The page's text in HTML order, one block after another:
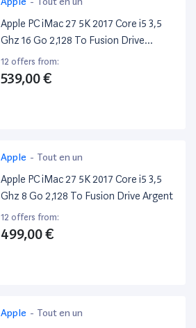
Apple PC iMac 27 5K 2017 Core i5 3,5
Ghz 16 Go 2,128 To Fusion Drive
Argent
12 offers from:
539,00 €
Apple - Tout en un
Apple PC iMac 27 5K 2017 Core i5 3,5
Ghz 8 Go 2,128 To Fusion Drive Argent
12 offers from:
499,00 €
Apple - Tout en un